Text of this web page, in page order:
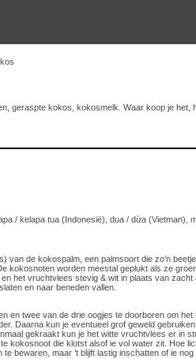
geraspte kokos, kokosmelk. Waar koop je het,
/ kelapa tua (Indonesië), dua / dừa (Vietman),
van de kokospalm, een palmsoort die zo’n
kokosnoten worden meestal geplukt als ze
het vruchtvlees stevig & wit in plaats van zacht
en naar beneden vallen.
en twee van de drie oogjes te doorboren om
Daarna kun je eventueel grof geweld gebruiken
gekraakt kun je het witte vruchtvlees er in
kokosnoot die klotst alsof ie vol water zit. Hoe
bewaren, maar ’t blijft lastig inschatten of ie nog